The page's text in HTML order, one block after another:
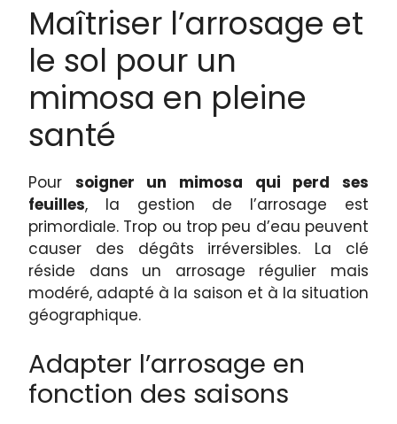
Maîtriser l’arrosage et
le sol pour un
mimosa en pleine
santé
Pour soigner un mimosa qui perd ses
feuilles, la gestion de l’arrosage est
primordiale. Trop ou trop peu d’eau peuvent
causer des dégâts irréversibles. La clé
réside dans un arrosage régulier mais
modéré, adapté à la saison et à la situation
géographique.
Adapter l’arrosage en
fonction des saisons